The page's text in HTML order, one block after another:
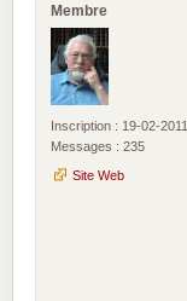
Membre
Inscription : 19-02-2011
Messages : 235
Site Web